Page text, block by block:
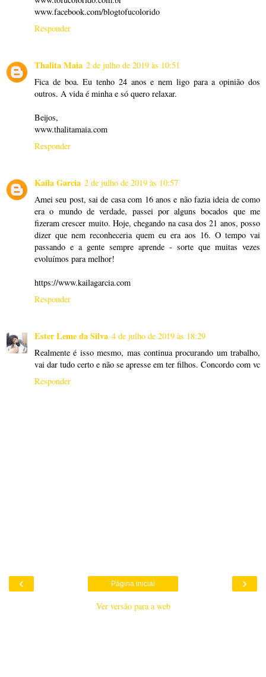
www.facebook.com/blogtofucolorido
Responder
Thalita Maia 2 de julho de 2019 às 10:51
Fica de boa. Eu tenho 24 anos e nem ligo para a opinião dos
outros. A vida é minha e só quero relaxar.
Beijos,
www.thalitamaia.com
Responder
Kaila Garcia 2 de julho de 2019 às 10:57
Amei seu post, sai de casa com 16 anos e não fazia ideia de como
era o mundo de verdade, passei por alguns bocados que me
fizeram crescer muito. Hoje, chegando na casa dos 21 anos, posso
dizer que nem reconheceria quem eu era aos 16. O tempo vai
passando e a gente sempre aprende - sorte que muitas vezes
evoluímos para melhor!
https://www.kailagarcia.com
Responder
Ester Leme da Silva 4 de julho de 2019 às 18:29
Realmente é isso mesmo, mas continua procurando um trabalho,
vai dar tudo certo e não se apresse em ter filhos. Concordo com vc
Responder
‹ ›
Página inicial
Ver versão para a web